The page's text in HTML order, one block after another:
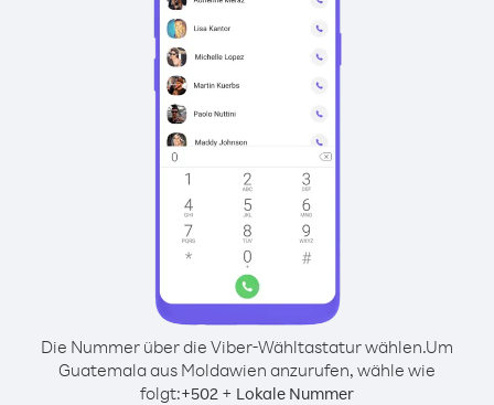
Die Nummer über die Viber-Wähltastatur wählen.Um
Guatemala aus Moldawien anzurufen, wähle wie
folgt:+502 + Lokale Nummer